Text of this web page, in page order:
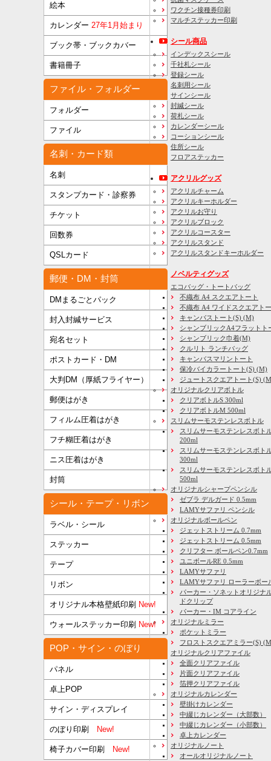
絵本
カレンダー 27年1月始まり
ブック帯・ブックカバー
書籍冊子
ファイル・フォルダー
フォルダー
ファイル
名刺・カード類
名刺
スタンプカード・診察券
チケット
回数券
QSLカード
郵便・DM・封筒
DMまるごとパック
封入封緘サービス
宛名セット
ポストカード・DM
大判DM（厚紙フライヤー）
郵便はがき
フィルム圧着はがき
フチ糊圧着はがき
ニス圧着はがき
封筒
シール・テープ・リボン
ラベル・シール
ステッカー
テープ
リボン
オリジナル本格壁紙印刷 New!
ウォールステッカー印刷 New!
POP・サイン・のぼり
パネル
卓上POP
サイン・ディスプレイ
のぼり印刷 New!
椅子カバー印刷 New!
ワクチン接種券印刷
マルチステッカー印刷
シール商品
インデックスシール
千社札シール
登録シール
名刺用シール
サインシール
封緘シール
荷札シール
カレンダーシール
コーションシール
住所シール
フロアステッカー
アクリルグッズ
アクリルチャーム
アクリルキーホルダー
アクリルお守り
アクリルブロック
アクリルコースター
アクリルスタンド
アクリルスタンドキーホルダー
ノベルティグッズ
エコバッグ・トートバッグ
不織布 A4 スクエアトート
不織布 A4 ワイドスクエアト
キャンバストート(S) (M)
シャンブリックA4フラットト
シャンブリック巾着(M)
クルリト ランチバッグ
キャンバスマリントート
保冷バイカラートート(S) (M)
ジュートスクエアトート(S)
オリジナルクリアボトル
クリアボトルS 300ml
クリアボトルM 500ml
スリムサーモステンレスボトル
スリムサーモステンレスボト
200ml
スリムサーモステンレスボト
300ml
スリムサーモステンレスボト
500ml
オリジナルシャープペンシル
ゼブラ デルガード 0.5mm
LAMYサファリ ペンシル
オリジナルボールペン
ジェットストリーム 0.7mm
ジェットストリーム 0.5mm
クリフター ボールペン0.7mm
ユニボールRE 0.5mm
LAMYサファリ
LAMYサファリ ローラーボー
パーカー・ソネットオリジナ
ドクリップ
パーカー・IM コアライン
オリジナルミラー
ポケットミラー
フロストスクエアミラー(S)
オリジナルクリアファイル
全面クリアファイル
片面クリアファイル
箔押クリアファイル
オリジナルカレンダー
壁掛けカレンダー
中綴じカレンダー（大部数）
中綴じカレンダー（小部数）
卓上カレンダー
オリジナルノート
オールオリジナルノート